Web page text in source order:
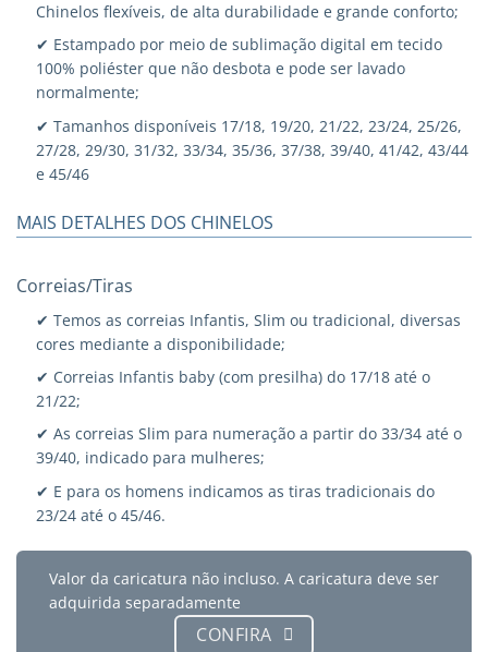
Chinelos flexíveis, de alta durabilidade e grande conforto;
✔ Estampado por meio de sublimação digital em tecido
100% poliéster que não desbota e pode ser lavado
normalmente;
✔ Tamanhos disponíveis 17/18, 19/20, 21/22, 23/24, 25/26,
27/28, 29/30, 31/32, 33/34, 35/36, 37/38, 39/40, 41/42, 43/44
e 45/46
MAIS DETALHES DOS CHINELOS
Correias/Tiras
✔ Temos as correias Infantis, Slim ou tradicional, diversas
cores mediante a disponibilidade;
✔ Correias Infantis baby (com presilha) do 17/18 até o
21/22;
✔ As correias Slim para numeração a partir do 33/34 até o
39/40, indicado para mulheres;
✔ E para os homens indicamos as tiras tradicionais do
23/24 até o 45/46.
Valor da caricatura não incluso. A caricatura deve ser
adquirida separadamente
CONFIRA